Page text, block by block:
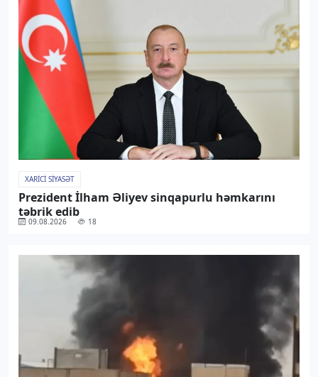
XARICI SIYASƏT
Prezident İlham Əliyev sinqapurlu həmkarını
təbrik edib
09.08.2026 18